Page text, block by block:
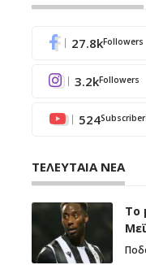
27.8kFollowers
3.2kFollowers
524
ΤΕΛΕΥΤΑΙΑ ΝΕΑ
Το